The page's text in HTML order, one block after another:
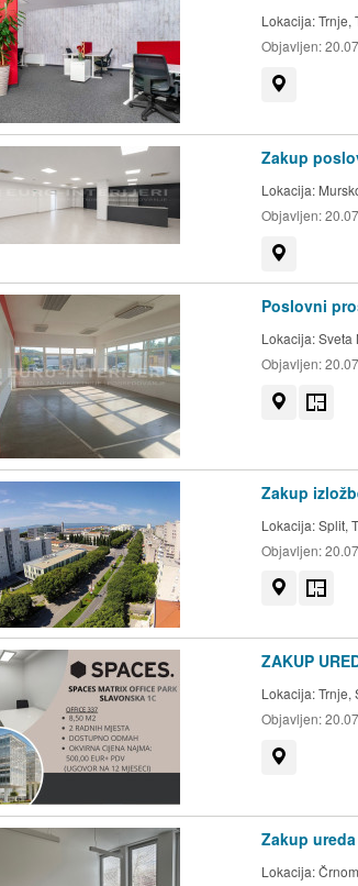
Lokacija:Trnje,
Objavljen:
Zakup
Lokacija:
Objavljen:
Poslovni
Lokacija:Sveta
Objavljen:
Zakup
Lokacija:Split,
Objavljen:
ZAKUP
Lokacija:Trnje,
Objavljen:
Zakup
Lokacija: